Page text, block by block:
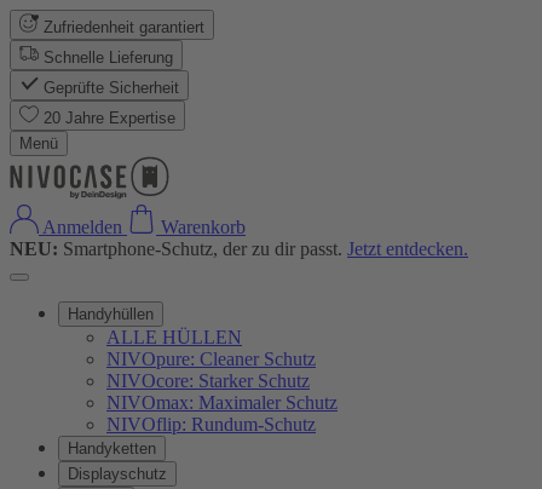
Zufriedenheit garantiert
Schnelle Lieferung
Geprüfte Sicherheit
20 Jahre Expertise
Menü
Anmelden
Warenkorb
NEU: Smartphone-Schutz, der zu dir passt. Jetzt entdecken.
Handyhüllen
ALLE HÜLLEN
NIVOpure: Cleaner Schutz
NIVOcore: Starker Schutz
NIVOmax: Maximaler Schutz
NIVOflip: Rundum-Schutz
Handyketten
Displayschutz